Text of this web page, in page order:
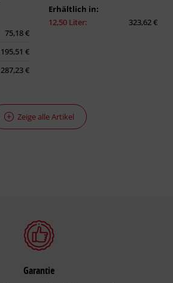
75,18 €
195,51 €
287,23 €
Erhältlich in:
12,50 Liter:
323,62 €
Zeige alle Artikel
Garantie